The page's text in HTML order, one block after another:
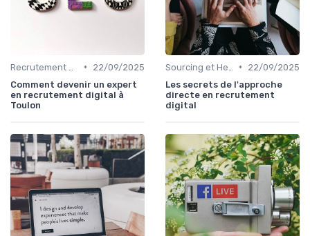
•
22/09/2025
Comment devenir un expert
en recrutement digital à
Toulon
•
22/09/2025
Les secrets de l'approche
directe en recrutement
digital